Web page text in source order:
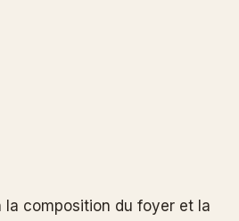
la composition du foyer et la